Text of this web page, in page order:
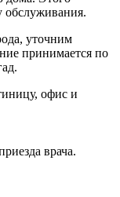
обслуживания.
уточним
принимается по
офис и
врача.